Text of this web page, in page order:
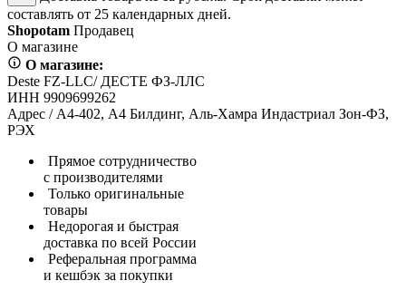
составлять от 25 календарных дней.
Shopotam Продавец
О магазине
О магазине:
Deste FZ-LLC/ ДЕСТЕ ФЗ-ЛЛС
ИНН 9909699262
Адрес / А4-402, А4 Билдинг, Аль-Хамра Индастриал Зон-ФЗ,
РЭХ
Прямое сотрудничество
с производителями
Только оригинальные
товары
Недорогая и быстрая
доставка по всей России
Реферальная программа
и кешбэк за покупки